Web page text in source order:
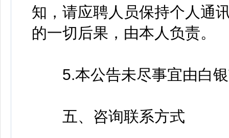
知，请应聘人员保持个人通
的一切后果，由本人负责。
5.本公告未尽事宜由白银
五、咨询联系方式